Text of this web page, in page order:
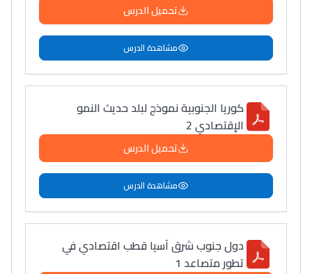
تحميل الدرس
مشاهدة الدرس
كوريا الجنوبية نموذج لبلد حديث النمو
الإقتصادي 2
تحميل الدرس
مشاهدة الدرس
دول جنوب شرق آسيا قطب اقتصادي في
تطور متصاعد 1